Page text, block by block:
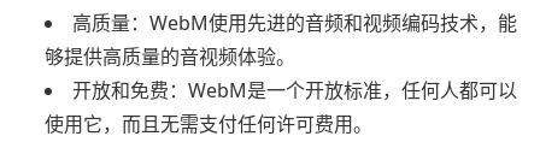
高质量：WebM使用先进的音频和视频编码技术，能
够提供高质量的音视频体验。
开放和免费：WebM是一个开放标准，任何人都可以
使用它，而且无需支付任何许可费用。